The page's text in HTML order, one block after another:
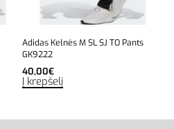
Adidas Kelnės M SL SJ TO Pants
GK9222
40,00€
Į krepšelį